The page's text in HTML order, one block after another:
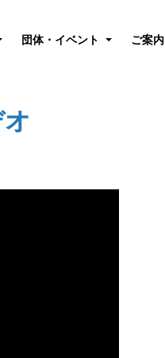
団体・イベント ご案内